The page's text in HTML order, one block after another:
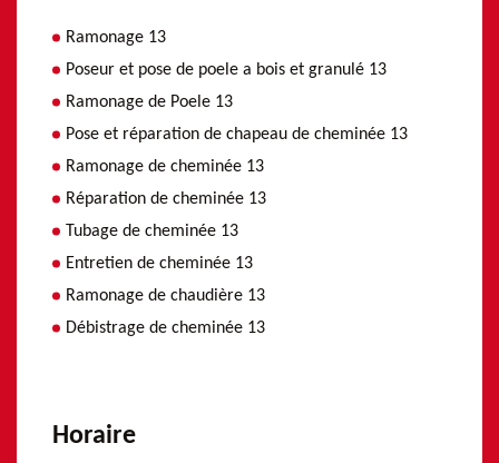
Ramonage 13
Poseur et pose de poele a bois et granulé 13
Ramonage de Poele 13
Pose et réparation de chapeau de cheminée 13
Ramonage de cheminée 13
Réparation de cheminée 13
Tubage de cheminée 13
Entretien de cheminée 13
Ramonage de chaudière 13
Débistrage de cheminée 13
Horaire